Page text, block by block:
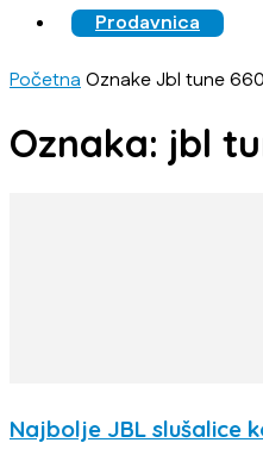
Prodavnica
PočetnaOznakeJbl tune
Oznaka: jbl
Najbolje JBL slušalice